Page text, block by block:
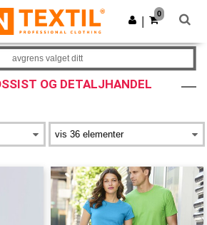
Last ned app
0
OG DETALJHANDEL
avgrens valget ditt